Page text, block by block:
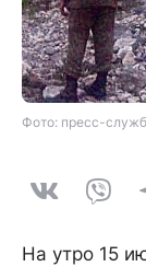
Фото: пресс-
На утро 15